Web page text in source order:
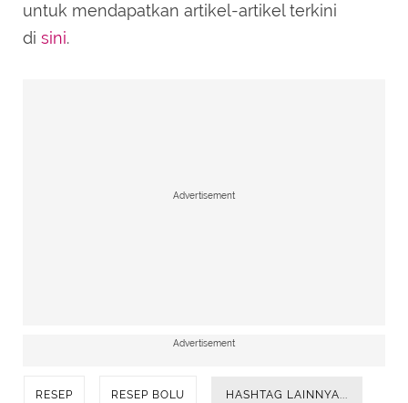
untuk mendapatkan artikel-artikel terkini
di sini.
Advertisement
Advertisement
RESEP RESEP BOLU HASHTAG LAINNYA...